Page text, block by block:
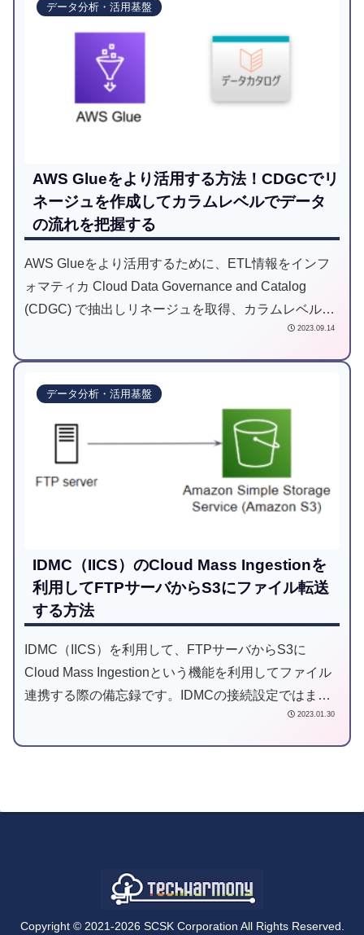
データ分析・活用基盤
AWS Glueをより活用する方法！CDGCでリ
ネージュを作成してカラムレベルでデータ
の流れを把握する
AWS Glueをより活用するために、ETL情報をインフ
ォマティカ Cloud Data Governance and Catalog
(CDGC) で抽出しリネージュを取得、カラムレベルで
のデータの流れを把握できることを検証します。2023.09.14
データ分析・活用基盤
IDMC（IICS）のCloud Mass Ingestionを
利用してFTPサーバからS3にファイル転送
する方法
IDMC（IICS）を利用して、FTPサーバからS3に
Cloud Mass Ingestionという機能を利用してファイル
連携する際の備忘録です。IDMCの接続設定ではまり
2023.01.30
Copyright © 2021-2026 SCSK Corporation All Rights Reserved.